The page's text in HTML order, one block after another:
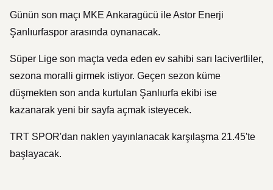
Günün son maçı MKE Ankaragücü ile Astor Enerji
Şanlıurfaspor arasında oynanacak.
Süper Lige son maçta veda eden ev sahibi sarı lacivertliler,
sezona moralli girmek istiyor. Geçen sezon küme
düşmekten son anda kurtulan Şanlıurfa ekibi ise
kazanarak yeni bir sayfa açmak isteyecek.
TRT SPOR'dan naklen yayınlanacak karşılaşma 21.45'te
başlayacak.